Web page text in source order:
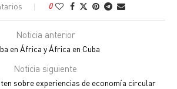
0
Noticia anterior
en África y África en Cuba
Noticia siguiente
sobre experiencias de economía circular